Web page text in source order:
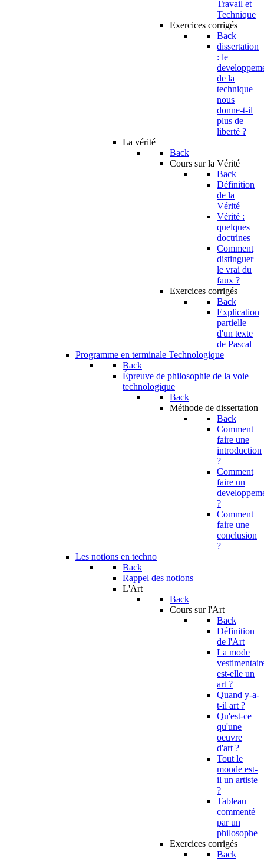
Travail et
Technique
Exercices corrigés
Back
dissertation
: le
de la
technique
nous
donne-t-il
plus de
liberté ?
La vérité
Back
Cours sur la Vérité
Back
Définition
de la
Vérité
Vérité :
quelques
doctrines
Comment
distinguer
le vrai du
faux ?
Exercices corrigés
Back
Explication
partielle
d'un texte
de Pascal
Programme en terminale Technologique
Back
Épreuve de philosophie de la voie
technologique
Back
Méthode de dissertation
Back
Comment
faire une
introduction
?
Comment
faire un
?
Comment
faire une
conclusion
?
Les notions en techno
Back
Rappel des notions
L'Art
Back
Cours sur l'Art
Back
Définition
de l'Art
La mode
est-elle un
art ?
Quand y-a-
t-il art ?
Qu'est-ce
qu'une
oeuvre
d'art ?
Tout le
monde est-
il un artiste
?
Tableau
commenté
par un
philosophe
Exercices corrigés
Back